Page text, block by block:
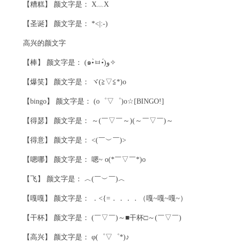
【糟糕】 颜文字是： X﹏X
【圣诞】 颜文字是： *<|:-)
高兴的颜文字
【棒】 颜文字是： (๑•̀ㅂ•́)و✧
【爆笑】 颜文字是： ヾ(≧▽≦*)o
【bingo】 颜文字是： (o゜▽゜)o☆[BINGO!]
【得瑟】 颜文字是： ～(￣▽￣～)(～￣▽￣)～
【得意】 颜文字是： <(￣︶￣)>
【嗯哪】 颜文字是： 嗯~ o(*￣▽￣*)o
【飞】 颜文字是： ︿(￣︶￣)︿
【嘎嘎】 颜文字是： ．<{=．．．．（嘎~嘎~嘎~）
【干杯】 颜文字是： (￣▽￣)～■干杯□～(￣▽￣)
【高兴】 颜文字是： φ(゜▽゜*)♪